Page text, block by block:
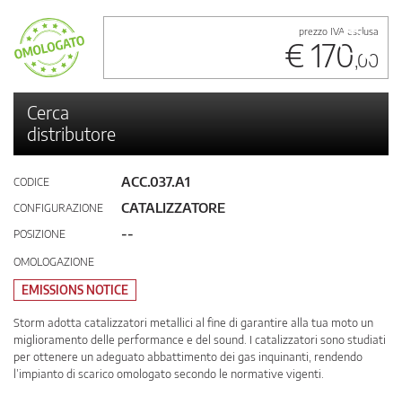
prezzo IVA esclusa
€ 170,00
Cerca
distributore
CODICE ACC.037.A1
CONFIGURAZIONE CATALIZZATORE
POSIZIONE --
OMOLOGAZIONE
EMISSIONS NOTICE
Storm adotta catalizzatori metallici al fine di garantire alla tua moto un
miglioramento delle performance e del sound. I catalizzatori sono studiati
per ottenere un adeguato abbattimento dei gas inquinanti, rendendo
l’impianto di scarico omologato secondo le normative vigenti.